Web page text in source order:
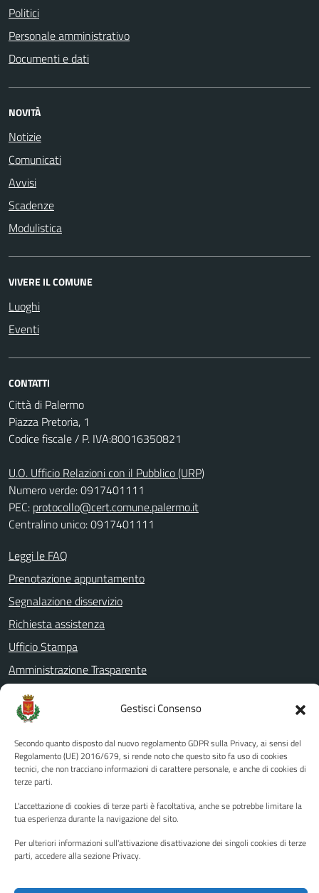
Gestisci Consenso
Secondo quanto disposto dal nuovo regolamento GDPR sulla Privacy, ai sensi del
Regolamento (UE) 2016/679, si rende noto che questo sito fa uso di cookies
tecnici, che non tracciano informazioni di carattere personale, e anche di cookies di
terze parti.
L'accettazione di cookies di terze parti è facoltativa, anche se potrebbe limitare la
tua esperienza durante la navigazione del sito.
Per ulteriori informazioni sull'attivazione disattivazione dei singoli cookies di terze
parti, accedere alla sezione Privacy.
Politici
Personale amministrativo
Documenti e dati
NOVITÀ
Notizie
Comunicati
Avvisi
Scadenze
Modulistica
VIVERE IL COMUNE
Luoghi
Eventi
CONTATTI
Città di Palermo
Piazza Pretoria, 1
Codice fiscale / P. IVA:80016350821
U.O. Ufficio Relazioni con il Pubblico (URP)
Numero verde: 0917401111
PEC: protocollo@cert.comune.palermo.it
Centralino unico: 0917401111
Leggi le FAQ
Prenotazione appuntamento
Segnalazione disservizio
Richiesta assistenza
Ufficio Stampa
Amministrazione Trasparente
Albo pretorio
Informativa privacy
Note legali
Dichiarazione di accessibilità
Piano di miglioramento del sito
SEGUICI SU
FacebookYouTubeTwitter